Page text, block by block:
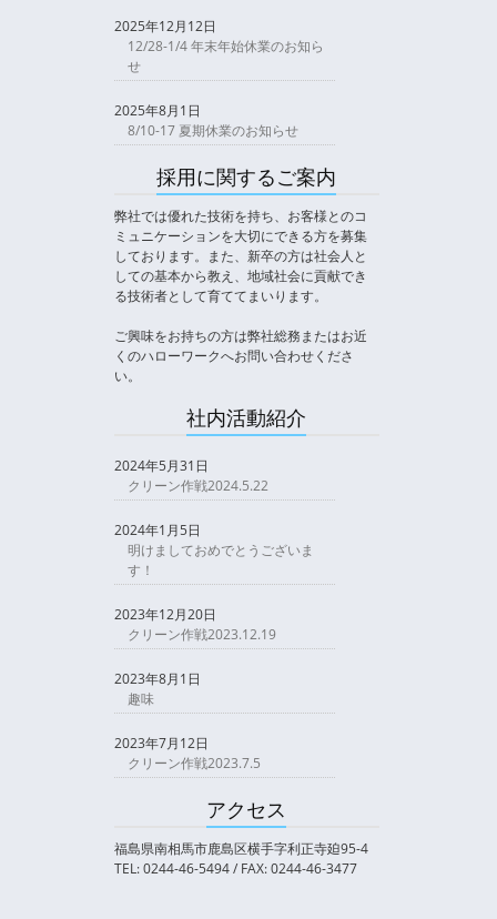
2025年12月12日
12/28-1/4 年末年始休業のお知ら
せ
2025年8月1日
8/10-17 夏期休業のお知らせ
採用に関するご案内
弊社では優れた技術を持ち、お客様とのコ
ミュニケーションを大切にできる方を募集
しております。また、新卒の方は社会人と
しての基本から教え、地域社会に貢献でき
る技術者として育ててまいります。
ご興味をお持ちの方は弊社総務またはお近
くのハローワークへお問い合わせくださ
い。
社内活動紹介
2024年5月31日
クリーン作戦2024.5.22
2024年1月5日
明けましておめでとうございま
す！
2023年12月20日
クリーン作戦2023.12.19
2023年8月1日
趣味
2023年7月12日
クリーン作戦2023.7.5
アクセス
福島県南相馬市鹿島区横手字利正寺廹95-4
TEL: 0244-46-5494 / FAX: 0244-46-3477